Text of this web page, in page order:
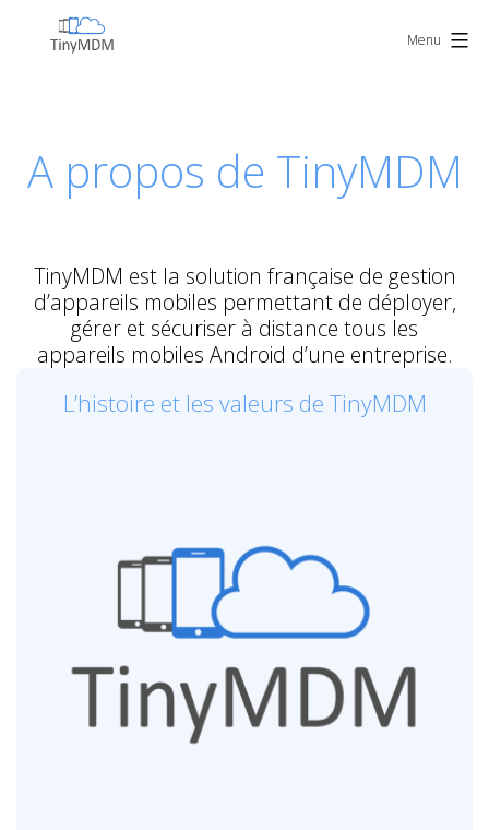
TinyMDM Menu
A propos de TinyMDM
TinyMDM est la solution française de gestion
d’appareils mobiles permettant de déployer,
gérer et sécuriser à distance tous les
appareils mobiles Android d’une entreprise.
L’histoire et les valeurs de TinyMDM